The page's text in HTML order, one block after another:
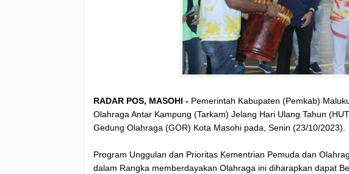
RADAR POS, MASOHI - Pemerintah Kabupaten (Pemkab)
Olahraga Antar Kampung (Tarkam) Jelang Hari Ulang Tahun
Gedung Olahraga (GOR) Kota Masohi pada, Senin (23/10/2023).
Program Unggulan dan Prioritas Kementrian Pemuda dan
dalam Rangka memberdayakan Olahraga ini diharapkan dapat